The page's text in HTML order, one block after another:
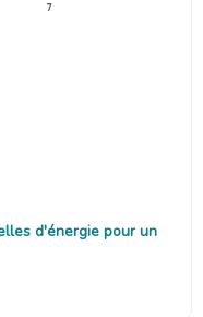
7
d'énergie pour un